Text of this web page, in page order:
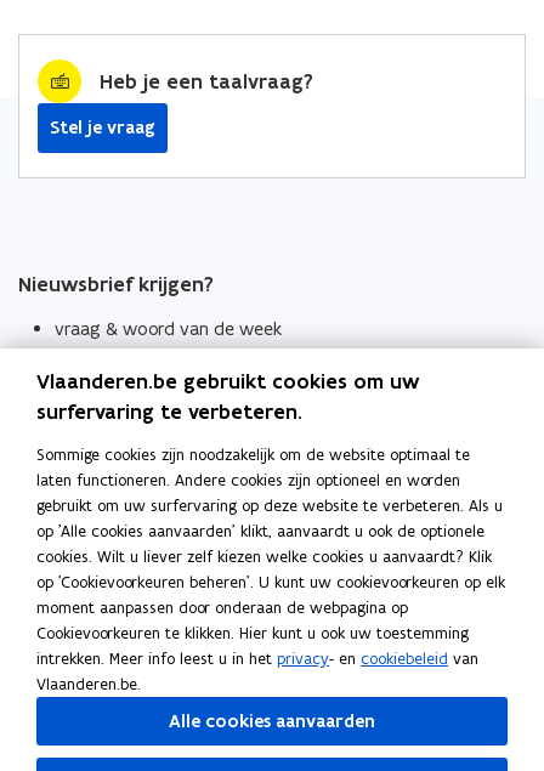
Heb je een taalvraag?
Stel je vraag
Nieuwsbrief krijgen?
vraag & woord van de week
Schrijf je in
Thema's
Taaladviezen
Spellingregels
Tips voor duidelijke taal
Bekijk ook
Spellingtests
Boek- en webwijzer
Vlaanderen.be gebruikt cookies om uw
surfervaring te verbeteren.
Sommige cookies zijn noodzakelijk om de website optimaal te
laten functioneren. Andere cookies zijn optioneel en worden
gebruikt om uw surfervaring op deze website te verbeteren. Als u
op 'Alle cookies aanvaarden' klikt, aanvaardt u ook de optionele
cookies. Wilt u liever zelf kiezen welke cookies u aanvaardt? Klik
op 'Cookievoorkeuren beheren'. U kunt uw cookievoorkeuren op elk
moment aanpassen door onderaan de webpagina op
Cookievoorkeuren te klikken. Hier kunt u ook uw toestemming
intrekken. Meer info leest u in het privacy- en cookiebeleid van
Vlaanderen.be.
Alle cookies aanvaarden